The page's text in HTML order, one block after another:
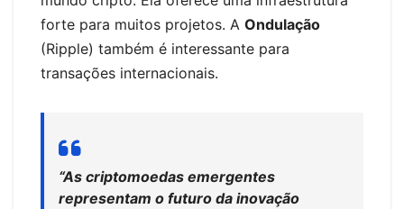
forte para muitos projetos. A Ondulação
(Ripple) também é interessante para
transações internacionais.
“As criptomoedas emergentes
representam o futuro da inovação